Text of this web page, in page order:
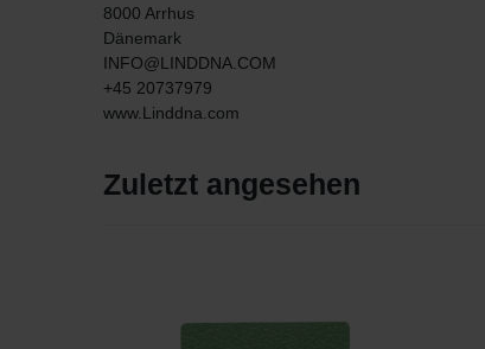
8000 Arrhus
Dänemark
INFO@LINDDNA.COM
+45 20737979
www.Linddna.com
Zuletzt angesehen